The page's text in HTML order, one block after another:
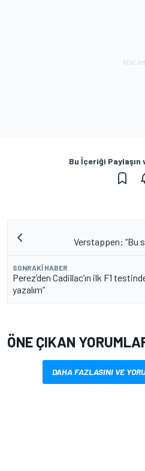
Bu İçeriği Paylaşın
Verstappen: “Bu
SONRAKI HABER
Perez’den Cadillac’ın ilk F1
yazalım”
ÖNE ÇIKAN
DAHA FAZLASINI VE